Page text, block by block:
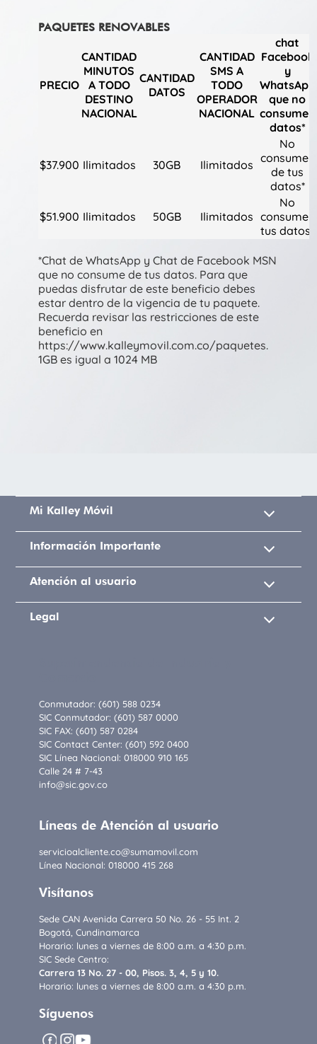
PAQUETES RENOVABLES
PRECIO
CANTIDAD
MINUTOS
A TODO
DESTINO
NACIONAL
CANTIDAD
DATOS
CANTIDAD
SMS A
TODO
OPERADOR
NACIONAL
chat
Facebook
y
WhatsApp
que no
consumen
datos*
$37.900 Ilimitados 30GB Ilimitados
No
consumen
de tus
datos*
$51.900 Ilimitados 50GB Ilimitados
No
consumen
tus datos*
*Chat de WhatsApp y Chat de Facebook MSN
que no consume de tus datos. Para que
puedas disfrutar de este beneficio debes
estar dentro de la vigencia de tu paquete.
Recuerda revisar las restricciones de este
beneficio en
https://www.kalleymovil.com.co/paquetes.
1GB es igual a 1024 MB
Mi Kalley Móvil
Información Importante
Atención al usuario
Legal
Conmutador: (601) 588 0234
SIC Conmutador: (601) 587 0000
SIC FAX: (601) 587 0284
SIC Contact Center: (601) 592 0400
SIC Línea Nacional: 018000 910 165
Calle 24 # 7-43
info@sic.gov.co
Líneas de Atención al usuario
servicioalcliente.co@sumamovil.com
Línea Nacional: 018000 415 268
Visítanos
Sede CAN Avenida Carrera 50 No. 26 - 55 Int. 2
Bogotá, Cundinamarca
Horario: lunes a viernes de 8:00 a.m. a 4:30 p.m.
SIC Sede Centro:
Carrera 13 No. 27 - 00, Pisos. 3, 4, 5 y 10.
Horario: lunes a viernes de 8:00 a.m. a 4:30 p.m.
Síguenos
facebookinstagram